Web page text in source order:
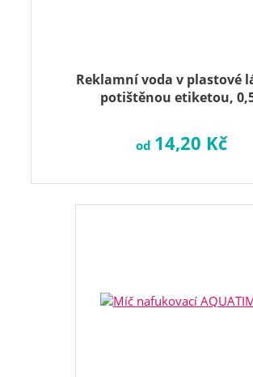
Reklamní voda v plastové
potištěnou etiketou,
od 14,20 Kč